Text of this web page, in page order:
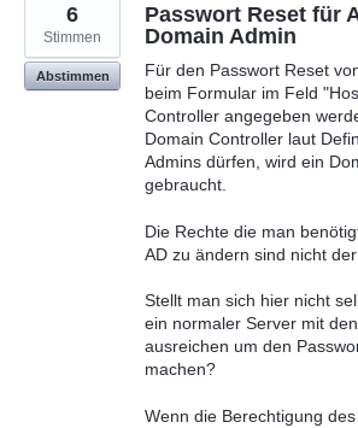
Passwort Reset für
Domain Admin
Für den Passwort Reset
beim Formular im Feld
Controller angegeben
Domain Controller laut
Admins dürfen, wird ein
gebraucht.
Die Rechte die man
AD zu ändern sind nicht
Stellt man sich hier nicht
ein normaler Server mit
ausreichen um den
machen?
Wenn die Berechtigung
6
Stimmen
Abstimmen